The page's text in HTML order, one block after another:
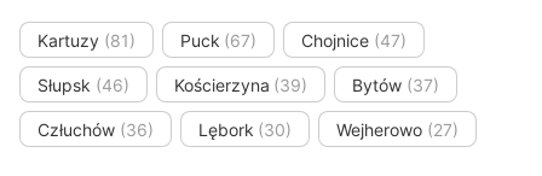
Kartuzy (81) Puck (67) Chojnice (47)
Słupsk (46) Kościerzyna (39) Bytów (37)
Człuchów (36) Lębork (30) Wejherowo (27)